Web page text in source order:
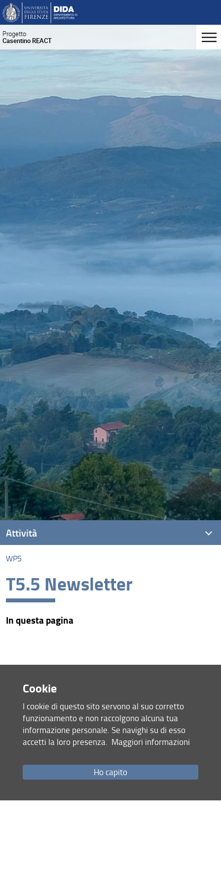
Progetto
Casentino REACT
WP5
T5.5 Newsletter
In questa pagina
Attività
Le fasi della ricerca
WP1
WP2
WP3
WP5
WP6
RSS feed
Note Legali
Cookie
I cookie di questo sito servono al suo corretto
funzionamento e non raccolgono alcuna tua
informazione personale. Se navighi su di esso
accetti la loro presenza. Maggiori informazioni
Ho capito